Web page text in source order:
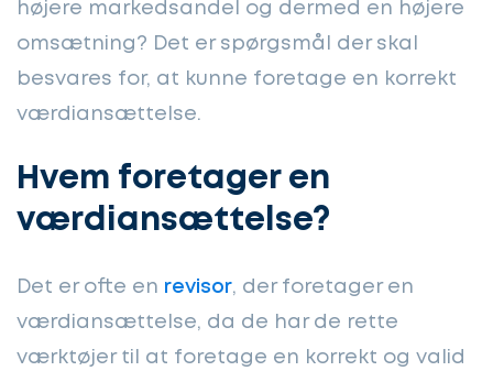
højere markedsandel og dermed en højere
omsætning? Det er spørgsmål der skal
besvares for, at kunne foretage en korrekt
værdiansættelse.
Hvem foretager en
værdiansættelse?
Det er ofte en revisor, der foretager en
værdiansættelse, da de har de rette
værktøjer til at foretage en korrekt og valid